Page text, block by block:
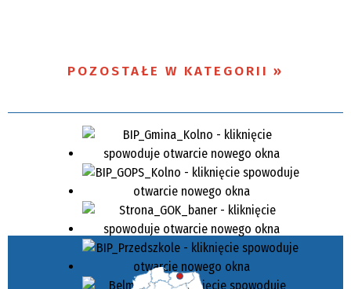
POZOSTAŁE W KATEGORII